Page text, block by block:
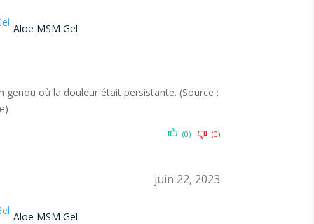
Aloe MSM Gel
genou où la douleur était persistante. (Source :
(0) (0)
juin 22, 2023
Aloe MSM Gel